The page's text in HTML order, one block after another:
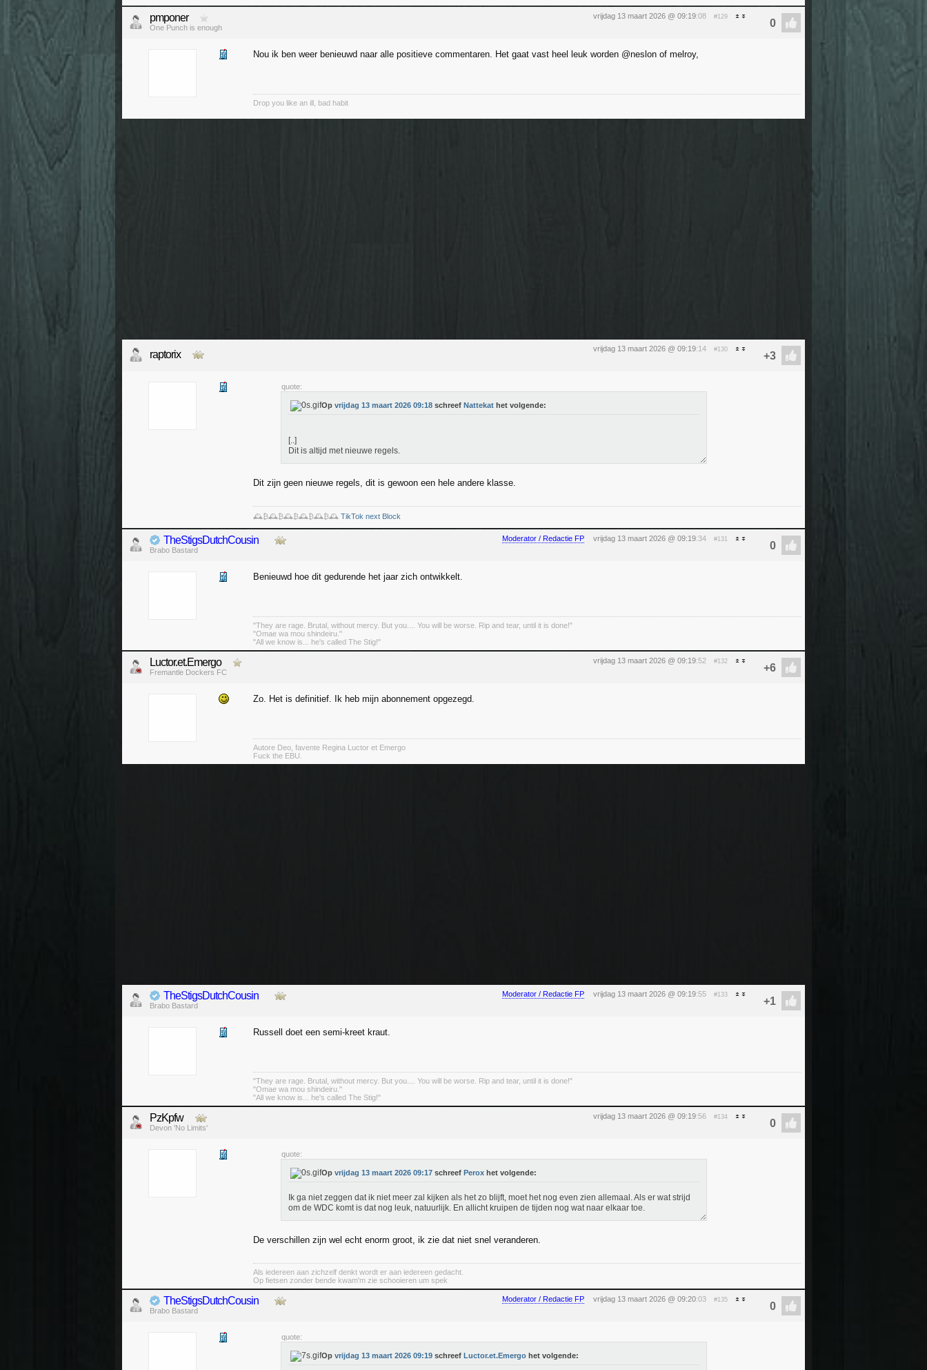
vrijdag 13 maart 2026 @ 09:19:08 #129
pmponer
One Punch is enough
Nou ik ben weer benieuwd naar alle positieve commentaren. Het gaat vast heel leuk worden @neslon of melroy,
Drop you like an ill, bad habit
vrijdag 13 maart 2026 @ 09:19:14 #130
raptorix
quote:
Op vrijdag 13 maart 2026 09:18 schreef Nattekat het volgende:
[..]
Dit is altijd met nieuwe regels.
Dit zijn geen nieuwe regels, dit is gewoon een hele andere klasse.
🕰️₿🕰️₿🕰️₿🕰️₿🕰️₿🕰️ TikTok next Block
Moderator / Redactie FP vrijdag 13 maart 2026 @ 09:19:34 #131
TheStigsDutchCousin
Brabo Bastard
Benieuwd hoe dit gedurende het jaar zich ontwikkelt.
"They are rage. Brutal, without mercy. But you.... You will be worse. Rip and tear, until it is done!"
"Omae wa mou shindeiru."
"All we know is... he's called The Stig!"
vrijdag 13 maart 2026 @ 09:19:52 #132
Luctor.et.Emergo
Fremantle Dockers FC
Zo. Het is definitief. Ik heb mijn abonnement opgezegd.
Autore Deo, favente Regina Luctor et Emergo
Fuck the EBU.
Moderator / Redactie FP vrijdag 13 maart 2026 @ 09:19:55 #133
TheStigsDutchCousin
Brabo Bastard
Russell doet een semi-kreet kraut.
"They are rage. Brutal, without mercy. But you.... You will be worse. Rip and tear, until it is done!"
"Omae wa mou shindeiru."
"All we know is... he's called The Stig!"
vrijdag 13 maart 2026 @ 09:19:56 #134
PzKpfw
Devon 'No Limits'
quote:
Op vrijdag 13 maart 2026 09:17 schreef Perox het volgende:
Ik ga niet zeggen dat ik niet meer zal kijken als het zo blijft, moet het nog even zien allemaal. Als er wat strijd
om de WDC komt is dat nog leuk, natuurlijk. En allicht kruipen de tijden nog wat naar elkaar toe.
De verschillen zijn wel echt enorm groot, ik zie dat niet snel veranderen.
Als iedereen aan zichzelf denkt wordt er aan iedereen gedacht.
Op fietsen zonder bende kwam'm zie schooieren um spek
Moderator / Redactie FP vrijdag 13 maart 2026 @ 09:20:03 #135
TheStigsDutchCousin
Brabo Bastard
quote:
Op vrijdag 13 maart 2026 09:19 schreef Luctor.et.Emergo het volgende: